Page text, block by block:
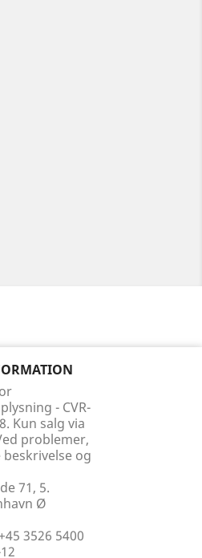
- CVR-
Kun salg via
problemer,
og
71, 5.
Ø
+45 3526 5400